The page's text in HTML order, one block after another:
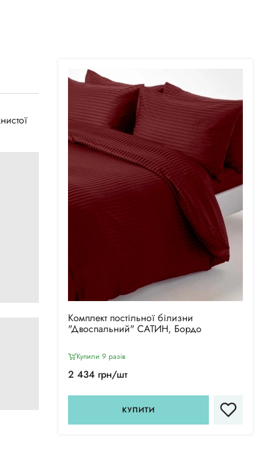
Комплект постільної білизни
"Двоспальний" САТИН, Бордо
Купили 9 разiв
2 434 грн/шт
КУПИТИ